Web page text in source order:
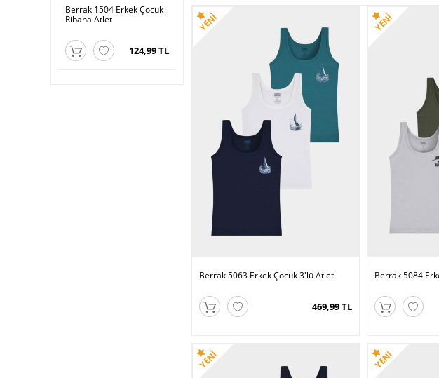
Berrak 1504 Erkek Çocuk
Ribana Atlet
124,99 TL
Berrak 1503 Erkek Çocuk
Atlet
139,99 TL
Berrak 1502 Erkek Çocuk
Berrak 5063 Erkek Çocuk 3'lü Atlet
469,99 TL
Berrak 5084